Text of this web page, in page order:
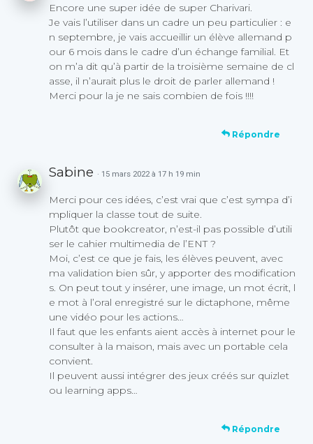
Encore une super idée de super Charivari.
Je vais l’utiliser dans un cadre un peu particulier : e
n septembre, je vais accueillir un élève allemand p
our 6 mois dans le cadre d’un échange familial. Et
on m’a dit qu’à partir de la troisième semaine de cl
asse, il n’aurait plus le droit de parler allemand !
Merci pour la je ne sais combien de fois !!!!
Répondre
Sabine · 15 mars 2022 à 17 h 19 min
Merci pour ces idées, c’est vrai que c’est sympa d’i
mpliquer la classe tout de suite.
Plutôt que bookcreator, n’est-il pas possible d’utili
ser le cahier multimedia de l’ENT ?
Moi, c’est ce que je fais, les élèves peuvent, avec
ma validation bien sûr, y apporter des modification
s. On peut tout y insérer, une image, un mot écrit, l
e mot à l’oral enregistré sur le dictaphone, même
une vidéo pour les actions…
Il faut que les enfants aient accès à internet pour le
consulter à la maison, mais avec un portable cela
convient.
Il peuvent aussi intégrer des jeux créés sur quizlet
ou learning apps…
Répondre